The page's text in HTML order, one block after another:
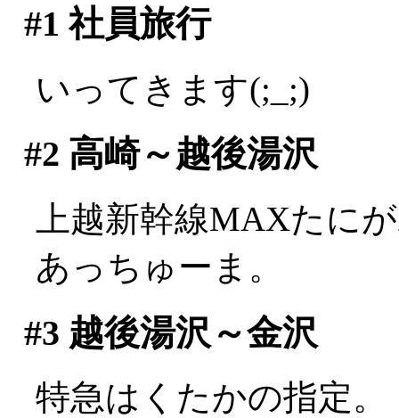
#1 社員旅行
いってきます(;_;)
#2 高崎～越後湯沢
上越新幹線MAXたに
あっちゅーま。
#3 越後湯沢～金沢
特急はくたかの指定。